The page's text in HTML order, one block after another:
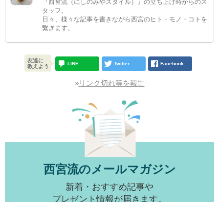
『西宮流（にしのみやスタイル）』の立ち上げ時からのス
タッフ。
日々、様々な記事を書きながら西宮のヒト・モノ・コトを
繋ぎます。
友達に
教えよう
LINE Twitter Facebook
»リンク切れ等を報告
西宮流のメールマガジン
新着・おすすめ記事や
プレゼント情報が届きます。